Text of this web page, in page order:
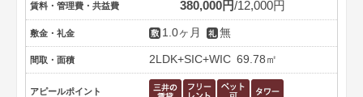
賃料・管理費・共益費 380,000円 12,000円
敷金・礼金 1.0ヶ月 無
間取・面積 2LDK+SIC+WIC 69.78㎡
アピールポイント